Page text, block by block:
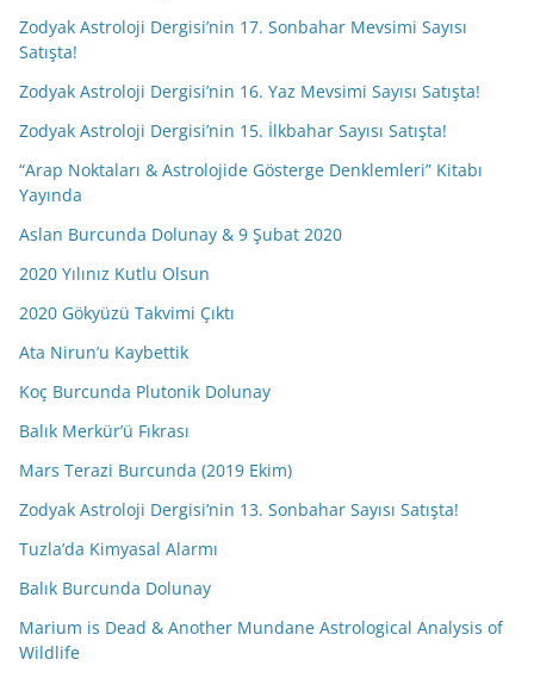
Zodyak Astroloji Dergisi’nin 17. Sonbahar Mevsimi Sayısı
Satışta!
Zodyak Astroloji Dergisi’nin 16. Yaz Mevsimi Sayısı Satışta!
Zodyak Astroloji Dergisi’nin 15. İlkbahar Sayısı Satışta!
“Arap Noktaları & Astrolojide Gösterge Denklemleri” Kitabı
Yayında
Aslan Burcunda Dolunay & 9 Şubat 2020
2020 Yılınız Kutlu Olsun
2020 Gökyüzü Takvimi Çıktı
Ata Nirun’u Kaybettik
Koç Burcunda Plutonik Dolunay
Balık Merkür’ü Fıkrası
Mars Terazi Burcunda (2019 Ekim)
Zodyak Astroloji Dergisi’nin 13. Sonbahar Sayısı Satışta!
Tuzla’da Kimyasal Alarmı
Balık Burcunda Dolunay
Marium is Dead & Another Mundane Astrological Analysis of
Wildlife